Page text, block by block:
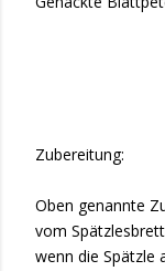
Zubereitung:
Oben genannte
vom
wenn die Spätzle